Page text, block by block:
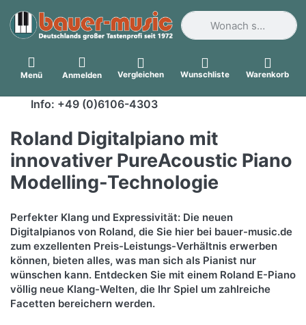
Geben Sie einen
Menü Anmelden Vergleichen Wunschliste Warenkorb
Info: +49 (0)6106-4303
Roland Digitalpiano mit
innovativer PureAcoustic Piano
Modelling-Technologie
Perfekter Klang und Expressivität: Die neuen
Digitalpianos von Roland, die Sie hier bei bauer-music.de
zum exzellenten Preis-Leistungs-Verhältnis erwerben
können, bieten alles, was man sich als Pianist nur
wünschen kann. Entdecken Sie mit einem Roland E-Piano
völlig neue Klang-Welten, die Ihr Spiel um zahlreiche
Facetten bereichern werden.